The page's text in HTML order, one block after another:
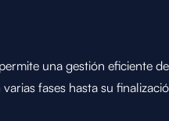
una gestión eficiente
fases hasta su